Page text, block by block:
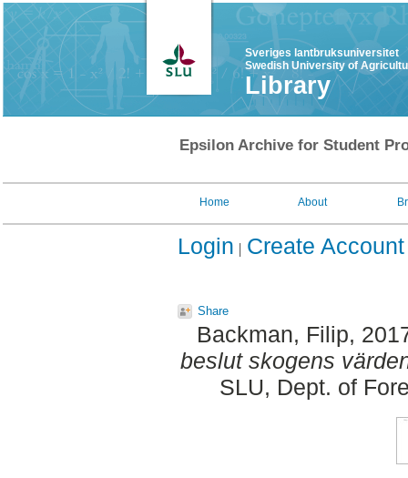
Sveriges lantbruksuniversitet
Swedish University of
Library
Epsilon Archive for Student
Home About
Login Create Account
Share
Backman, Filip,
beslut skogens
SLU, Dept. of